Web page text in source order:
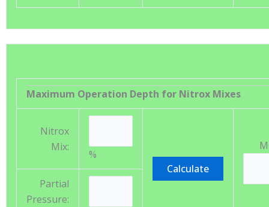
Maximum Operation Depth for Nitrox Mixes
Nitrox
Mix:
%
Partial
Pressure: